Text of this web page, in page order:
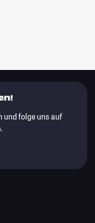
und folge uns auf